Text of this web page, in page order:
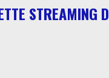
STREAMING